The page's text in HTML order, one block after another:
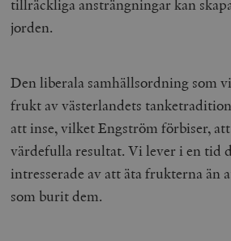
tillräckliga ansträngningar kan
jorden.
Den liberala samhällsordning som
frukt av västerlandets
att inse, vilket Engström förbiser,
värdefulla resultat. Vi lever i en tid
intresserade av att äta frukterna än
som burit dem.